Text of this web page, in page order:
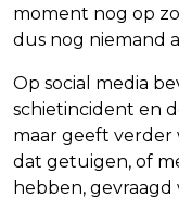
moment nog op
dus nog niemand
Op social media
schietincident en
maar geeft verder
dat getuigen, of
hebben,